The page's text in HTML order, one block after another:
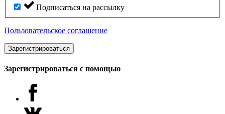
Подписаться на рассылку
Пользовательское соглашение
Зарегистрироваться
Зарегистрироваться с помощью